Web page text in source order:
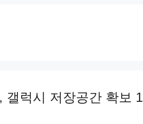
갤럭시 저장공간 확보 1